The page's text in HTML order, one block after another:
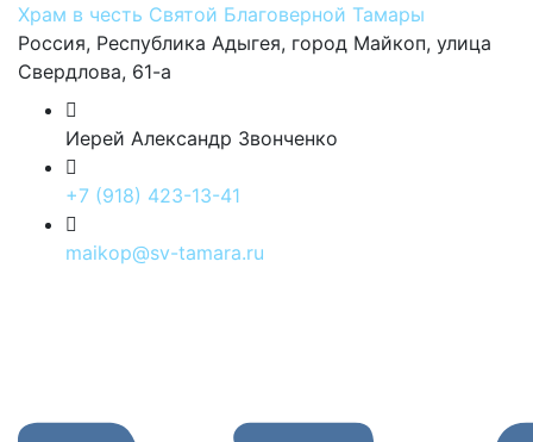
Храм в честь Святой Благоверной Тамары
Россия, Республика Адыгея, город Майкоп, улица
Свердлова, 61-а
Иерей Александр Звонченко
+7 (918) 423-13-41
maikop@sv-tamara.ru